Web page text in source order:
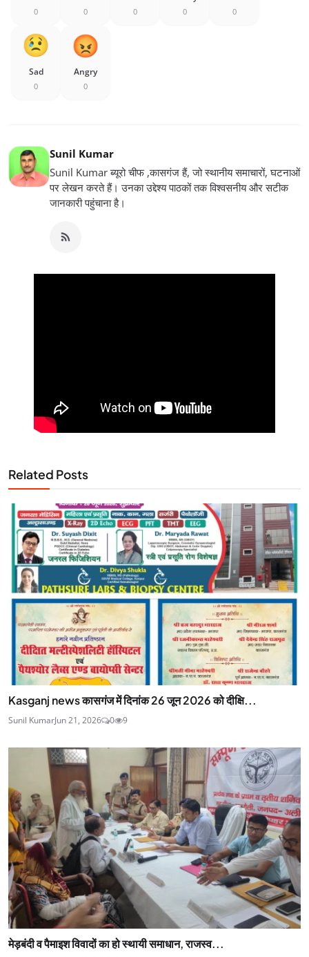
0 0 0 0 0
Sad
0
Angry
0
Sunil Kumar
Sunil Kumar ब्यूरो चीफ ,कासगंज हैं, जो स्थानीय समाचारों, घटनाओं
पर लेखन करते हैं। उनका उद्देश्य पाठकों तक विश्वसनीय और सटीक
जानकारी पहुंचाना है।
Related Posts
Kasganj news कासगंज में दिनांक 26 जून 2026 को दीक्षि...
Sunil KumarJun 21, 2026 0 9
मेड़बंदी व पैमाइश विवादों का हो स्थायी समाधान, राजस्व...